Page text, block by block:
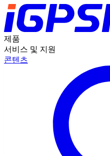
제품
서비스 및 지원
콘텐츠